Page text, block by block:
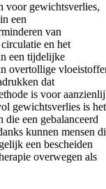
voor gewichtsverlies,
een
van
en het
een tijdelijke
overtollige
dat
is voor
gewichtsverlies is het
die een gebalanceerd
kunnen mensen
een bescheiden
overwegen als